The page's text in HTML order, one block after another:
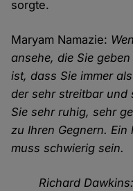
sorgte.
Maryam Namazie:
ansehe, die Sie
ist, dass Sie immer
der sehr streitbar
Sie sehr ruhig, sehr
zu Ihren Gegnern. Ein
muss schwierig sein.
Richard Dawkins: